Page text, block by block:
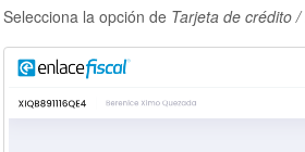
Selecciona la opción de Tarjeta de crédito